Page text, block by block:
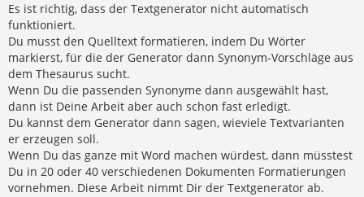
Es ist richtig, dass der Textgenerator nicht automatisch
funktioniert.
Du musst den Quelltext formatieren, indem Du Wörter
markierst, für die der Generator dann Synonym-Vorschläge aus
dem Thesaurus sucht.
Wenn Du die passenden Synonyme dann ausgewählt hast,
dann ist Deine Arbeit aber auch schon fast erledigt.
Du kannst dem Generator dann sagen, wieviele Textvarianten
er erzeugen soll.
Wenn Du das ganze mit Word machen würdest, dann müsstest
Du in 20 oder 40 verschiedenen Dokumenten Formatierungen
vornehmen. Diese Arbeit nimmt Dir der Textgenerator ab.